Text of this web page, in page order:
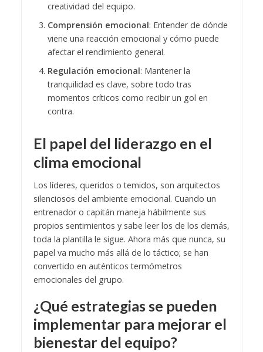
creatividad del equipo.
Comprensión emocional: Entender de dónde
viene una reacción emocional y cómo puede
afectar el rendimiento general.
Regulación emocional: Mantener la
tranquilidad es clave, sobre todo tras
momentos críticos como recibir un gol en
contra.
El papel del liderazgo en el
clima emocional
Los líderes, queridos o temidos, son arquitectos
silenciosos del ambiente emocional. Cuando un
entrenador o capitán maneja hábilmente sus
propios sentimientos y sabe leer los de los demás,
toda la plantilla le sigue. Ahora más que nunca, su
papel va mucho más allá de lo táctico; se han
convertido en auténticos termómetros
emocionales del grupo.
¿Qué estrategias se pueden
implementar para mejorar el
bienestar del equipo?